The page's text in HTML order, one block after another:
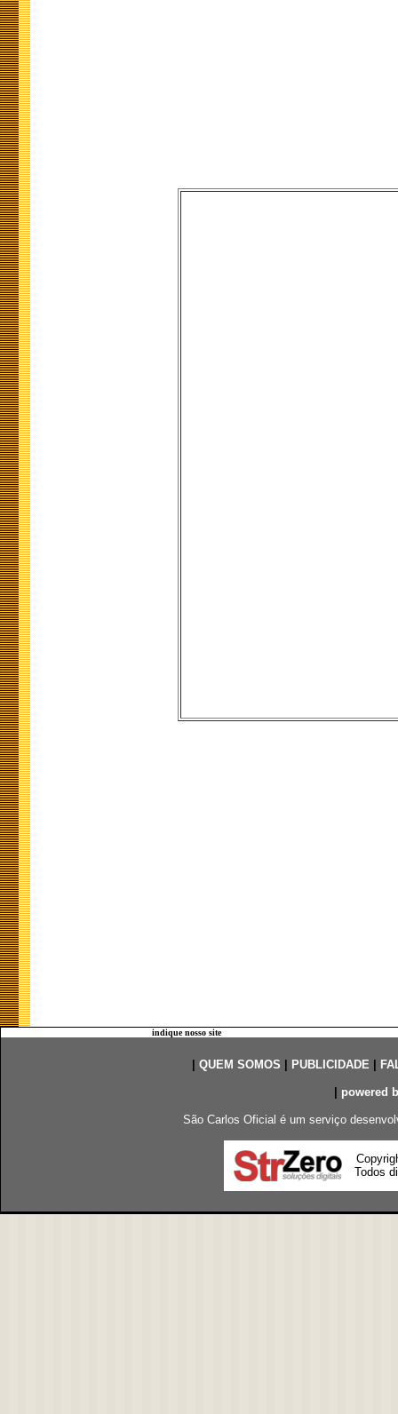
indique nosso site
QUEM SOMOS PUBLICIDADE|
powered
São Carlos Oficial é um serviço
Todos